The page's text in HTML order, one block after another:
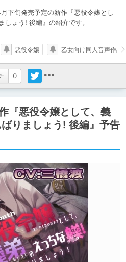
下旬発売予定の新作『悪役令嬢とし
ょう! 後編』の紹介です。
0
悪役令嬢 乙女向け同人音声作品
『悪役令嬢として、義
りましょう! 後編』予告